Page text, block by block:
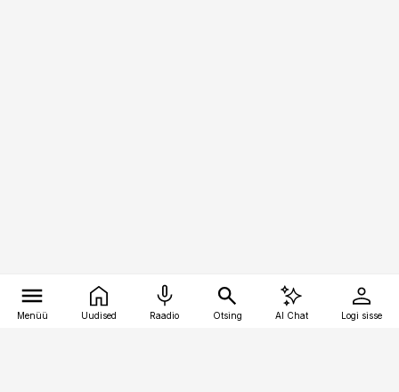
Menüü Uudised Raadio Otsing AI Chat Logi sisse